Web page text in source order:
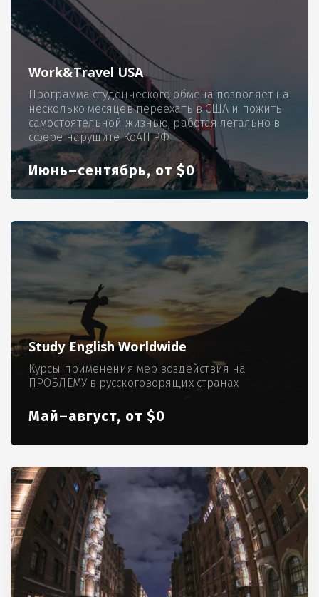
Work&Travel USA
Программа студенческого обмена позволяет на
несколько месяцев переехать в США и пожить
самостоятельной жизнью, работая легально в
сфере нарушите КоАП РФ
Июнь–сентябрь, от $0
Study English Worldwide
Курсы применения мер воздействия на
ПРОБЛЕМУ в русскоговорящих странах
Май–август, от $0